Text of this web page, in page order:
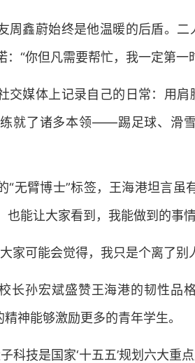
周鑫蔚始终是他温暖的后盾。
：“你但凡需要帮忙，我一定第一
交媒体上记录自己的日常：用
就了诸多本领——踢足球、滑
“无臂博士”标签，王海港坦言
也能让大家看到，我能做到的事
家可能会觉得，我只是个离了别
长孙宏斌盛赞王海港的韧性品
精神能够激励更多的青年学生。
科技是国家‘十五五’规划六大重